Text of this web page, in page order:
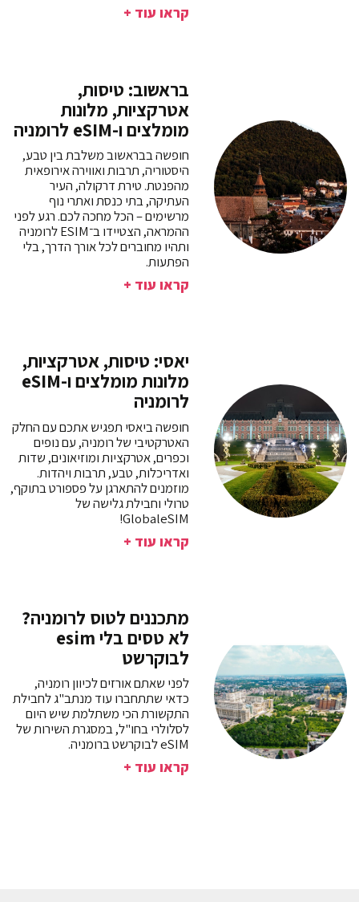
קראו עוד +
בראשוב: טיסות,
אטרקציות, מלונות
מומלצים ו-eSIM לרומניה
חופשה בבראשוב משלבת בין טבע,
היסטוריה, תרבות ואווירה אירופאית
מהפנטת. טירת דרקולה, העיר
העתיקה, בתי כנסת ואתרי נוף
מרשימים – הכל מחכה לכם. רגע לפני
ההמראה, הצטיידו ב־ESIM לרומניה
ותהיו מחוברים לכל אורך הדרך, בלי
הפתעות.
קראו עוד +
יאסי: טיסות, אטרקציות,
מלונות מומלצים ו-eSIM
לרומניה
חופשה ביאסי תפגיש אתכם עם החלק
האטרקטיבי של רומניה, עם נופים
וכפרים, אטרקציות ומוזיאונים, שדות
ואדריכלות, טבע, תרבות ויהדות.
מוזמנים להתארגן על פספורט בתוקף,
טרולי וחבילת גלישה של
GlobaleSIM!
קראו עוד +
מתכננים לטוס לרומניה?
לא טסים בלי esim
לבוקרשט
לפני שאתם אורזים לכיוון רומניה,
כדאי שתתחברו עוד מנתב"ג לחבילת
התקשורת הכי משתלמת שיש היום
לסלולרי בחו"ל, במסגרת השירות של
eSIM לבוקרשט ברומניה.
קראו עוד +